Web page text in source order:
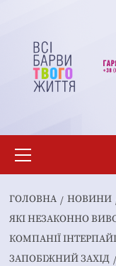
вмісту
меню
ГОЛОВНА НОВИНИ
ЯКІ НЕЗАКОННО
КОМПАНІЇ
ЗАПОБІЖНИЙ ЗАХІД